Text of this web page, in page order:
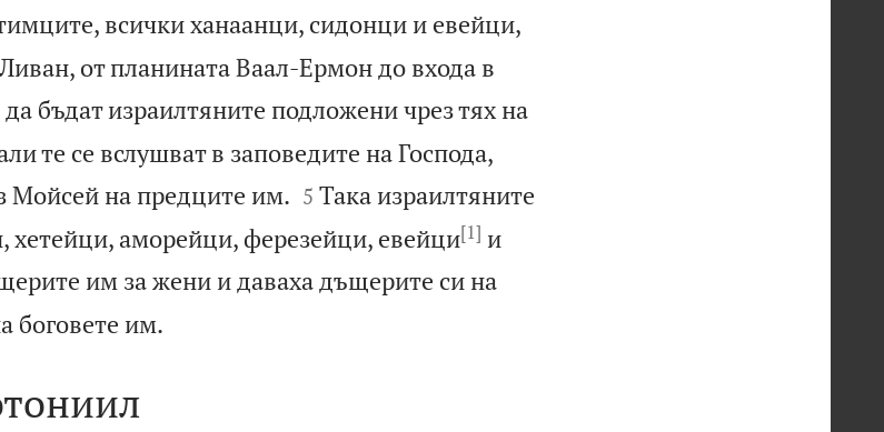
всички ханаанци, сидонци и евейци,
от планината Ваал-Ермон до входа в
да бъдат израилтяните подложени чрез тях на
те се вслушват в заповедите на Господа,
Мойсей на предците им.
5 Така израилтяните
хетейци, аморейци, ферезейци, евейци[1] и
им за жени и даваха дъщерите си на
боговете им.